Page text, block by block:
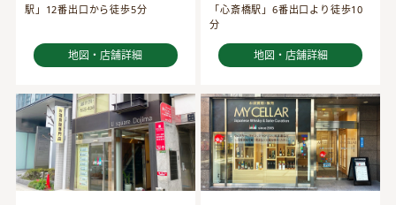
駅」12番出口から徒歩5分
地図・店舗詳細
「心斎橋駅」6番出口より徒歩10
分
地図・店舗詳細